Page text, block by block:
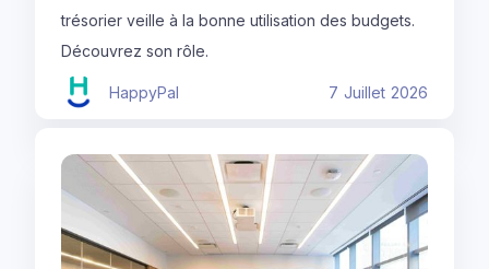
trésorier veille à la bonne utilisation des budgets.
Découvrez son rôle.
HappyPal 7 Juillet 2026